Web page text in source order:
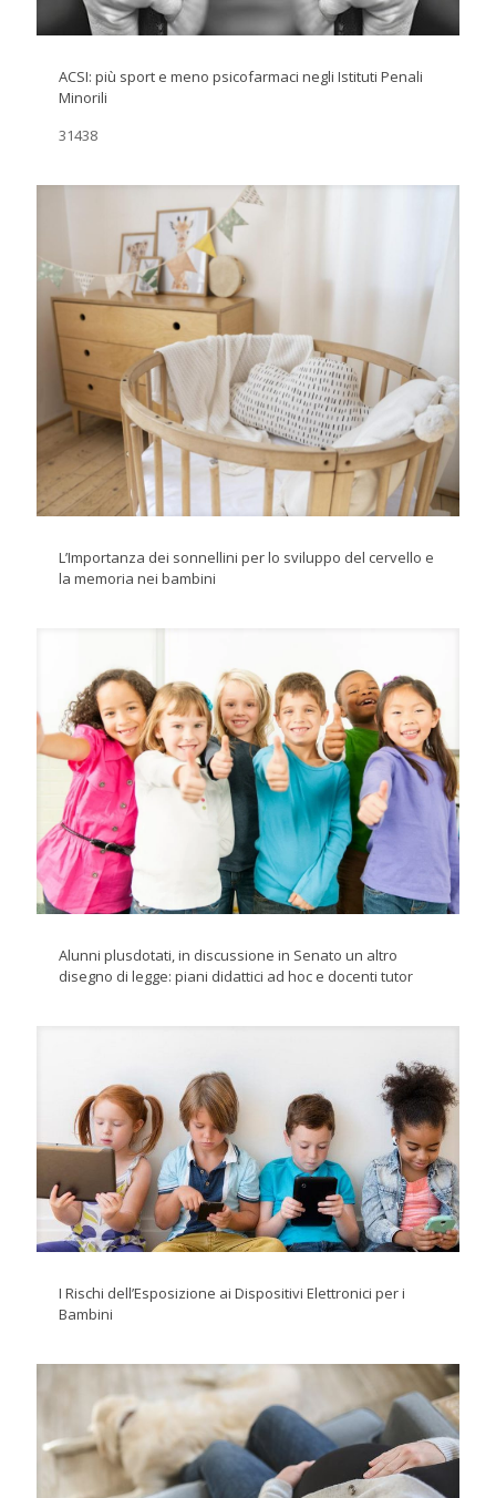
ACSI: più sport e meno psicofarmaci negli Istituti Penali
Minorili
31438
L’Importanza dei sonnellini per lo sviluppo del cervello e
la memoria nei bambini
Alunni plusdotati, in discussione in Senato un altro
disegno di legge: piani didattici ad hoc e docenti tutor
I Rischi dell’Esposizione ai Dispositivi Elettronici per i
Bambini